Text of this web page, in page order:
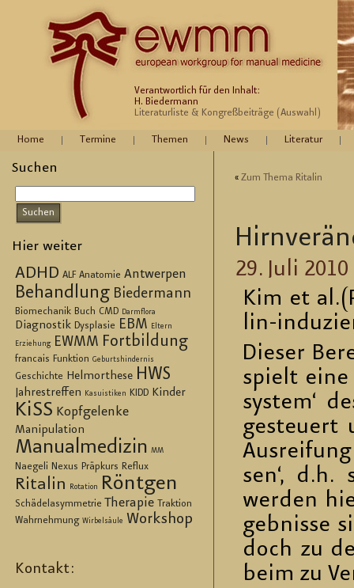
Verantwortlich für den Inhalt:
H. Biedermann
Literaturliste & Kongreßbeiträge (Auswahl)
Home Termine Themen News Literatur
Suchen
Hier weiter
ADHD ALF Anatomie Antwerpen
Behandlung Biedermann
Biomechanik Buch CMD Darmflora
Diagnostik Dysplasie EBM Eltern
Erziehung EWMM Fortbildung
francais Funktion Geburtshindernis
Geschichte Helmorthese HWS
Jahrestreffen Kasuistiken KIDD Kinder
KiSS Kopfgelenke
Manipulation
Manualmedizin MM
Naegeli Nexus Präpkurs Reflux
Ritalin Rotation Röntgen
Schädelasymmetrie Therapie Traktion
Wahrnehmung Wirbelsäule Workshop
Kontakt:
« Zum Thema Rita­lin
29. Juli 2010
Kim et
lin-
Die­ser
spielt eine
sys­tem‘
ge­steu­ert
sen‘, d.h.
wer­den
geb­nis­se
doch zu
beim zu